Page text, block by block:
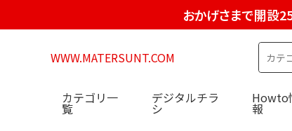
おかげさまで開設
WWW.MATERSUNT.COM
カテゴリ一
覧
デジタルチラ
シ
Howto
報